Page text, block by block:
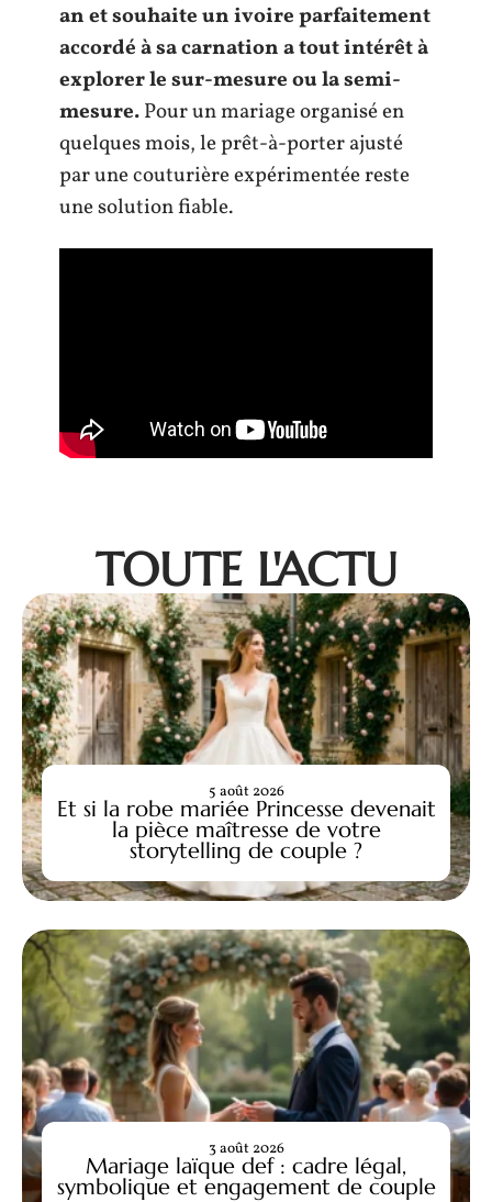
an et souhaite un ivoire parfaitement
accordé à sa carnation a tout intérêt à
explorer le sur-mesure ou la semi-
mesure.Pour un mariage organisé en
quelques mois, le prêt-à-porter ajusté
par une couturière expérimentée reste
une solution fiable.
TOUTE L'ACTU
Et si la robe mariée Princesse devenait
la pièce maîtresse de votre
storytelling de couple ?
5 août 2026
Mariage laïque def : cadre légal,
symbolique et engagement de couple
3 août 2026